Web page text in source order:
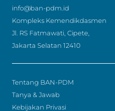
info@ban-pdm.id
Kompleks Kemendikdasmen
Jl. RS Fatmawati, Cipete,
Jakarta Selatan 12410
Tentang BAN-PDM
Tanya & Jawab
Kebijakan Privasi